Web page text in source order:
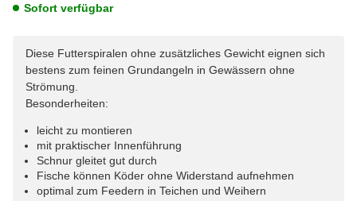
Sofort verfügbar
Diese Futterspiralen ohne zusätzliches Gewicht eignen sich
bestens zum feinen Grundangeln in Gewässern ohne
Strömung.
Besonderheiten:
leicht zu montieren
mit praktischer Innenführung
Schnur gleitet gut durch
Fische können Köder ohne Widerstand aufnehmen
optimal zum Feedern in Teichen und Weihern